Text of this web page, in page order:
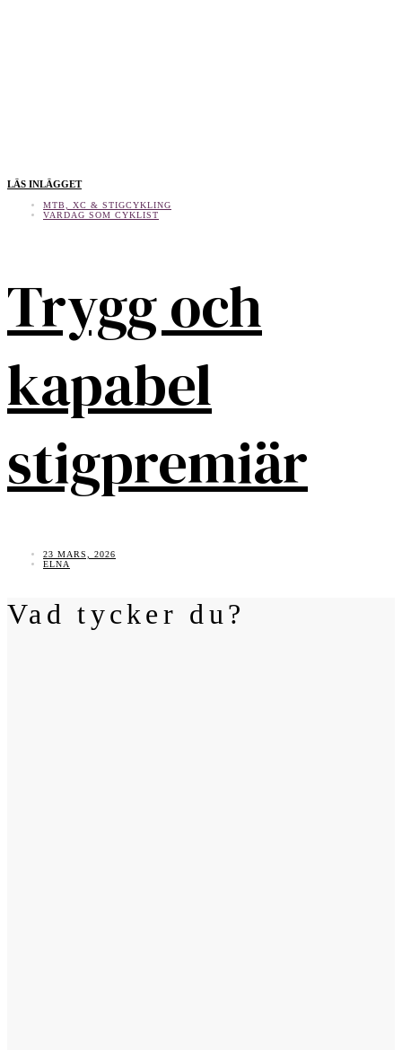
LÄS INLÄGGET
MTB, XC & STIGCYKLING
VARDAG SOM CYKLIST
Trygg och
kapabel
stigpremiär
23 MARS, 2026
ELNA
Vad tycker du?